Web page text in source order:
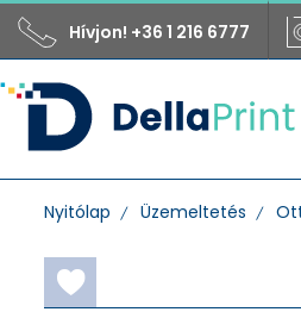
Hívjon! +36 1 216 6777
Nyitólap Üzemeltetés